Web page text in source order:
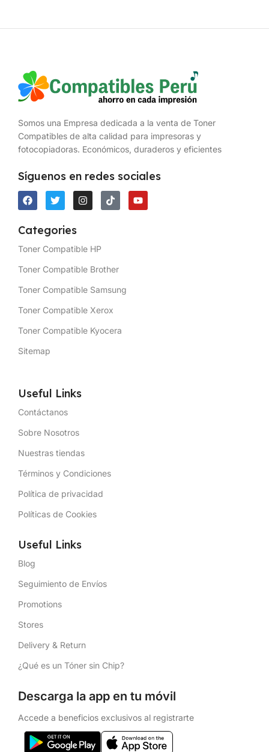
Somos una Empresa dedicada a la venta de Toner
Compatibles de alta calidad para impresoras y
fotocopiadoras. Económicos, duraderos y eficientes
Síguenos en redes sociales
Categories
Toner Compatible HP
Toner Compatible Brother
Toner Compatible Samsung
Toner Compatible Xerox
Toner Compatible Kyocera
Sitemap
Useful Links
Contáctanos
Sobre Nosotros
Nuestras tiendas
Términos y Condiciones
Política de privacidad
Políticas de Cookies
Useful Links
Blog
Seguimiento de Envíos
Promotions
Stores
Delivery & Return
¿Qué es un Tóner sin Chip?
Descarga la app en tu móvil
Accede a beneficios exclusivos al registrarte